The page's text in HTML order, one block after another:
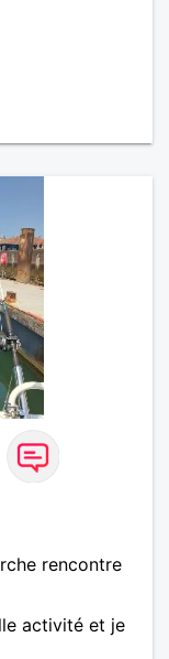
rencontre
activité et je